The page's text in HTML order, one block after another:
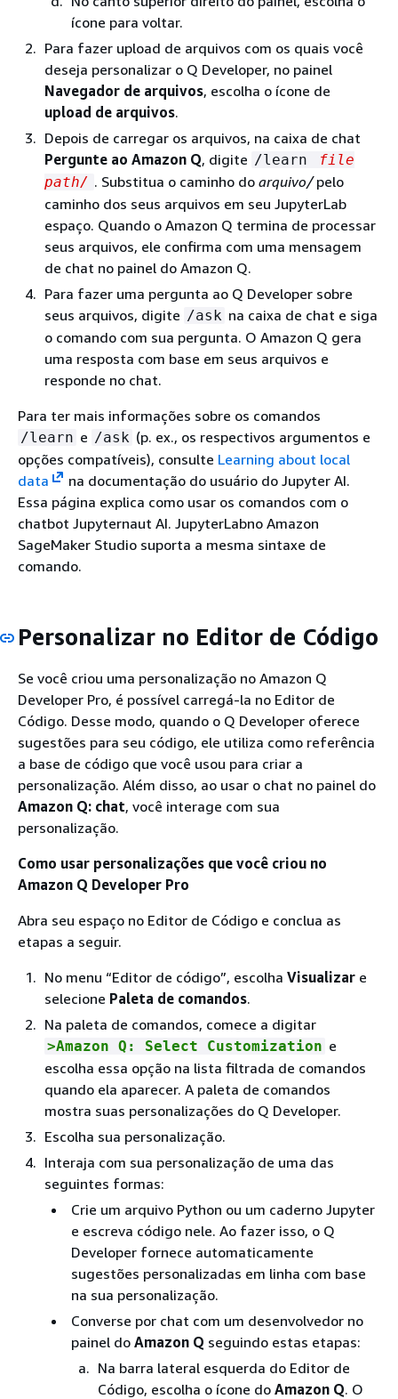
ícone para voltar.
Para fazer upload de arquivos com os quais você
deseja personalizar o Q Developer, no painel
Navegador de arquivos, escolha o ícone de
upload de arquivos.
Depois de carregar os arquivos, na caixa de chat
Pergunte ao Amazon Q, digite /learn
file
path/ . Substitua o caminho do arquivo/pelo
caminho dos seus arquivos em seu JupyterLab
espaço. Quando o Amazon Q termina de processar
seus arquivos, ele confirma com uma mensagem
de chat no painel do Amazon Q.
Para fazer uma pergunta ao Q Developer sobre
seus arquivos, digite /ask na caixa de chat e siga
o comando com sua pergunta. O Amazon Q gera
uma resposta com base em seus arquivos e
responde no chat.
Para ter mais informações sobre os comandos
/learn e /ask (p. ex., os respectivos argumentos e
opções compatíveis), consulte Learning about local
data
na documentação do usuário do Jupyter AI.
Essa página explica como usar os comandos com o
chatbot Jupyternaut AI. JupyterLabno Amazon
SageMaker Studio suporta a mesma sintaxe de
comando.
Personalizar no Editor de Código
Se você criou uma personalização no Amazon Q
Developer Pro, é possível carregá-la no Editor de
Código. Desse modo, quando o Q Developer oferece
sugestões para seu código, ele utiliza como referência
a base de código que você usou para criar a
personalização. Além disso, ao usar o chat no painel do
Amazon Q: chat, você interage com sua
personalização.
Como usar personalizações que você criou no
Amazon Q Developer Pro
Abra seu espaço no Editor de Código e conclua as
etapas a seguir.
No menu “Editor de código”, escolha Visualizar e
selecione Paleta de comandos.
Na paleta de comandos, comece a digitar
>Amazon Q: Select Customization e
escolha essa opção na lista filtrada de comandos
quando ela aparecer. A paleta de comandos
mostra suas personalizações do Q Developer.
Escolha sua personalização.
Interaja com sua personalização de uma das
seguintes formas:
Crie um arquivo Python ou um caderno Jupyter
e escreva código nele. Ao fazer isso, o Q
Developer fornece automaticamente
sugestões personalizadas em linha com base
na sua personalização.
Converse por chat com um desenvolvedor no
painel do Amazon Q seguindo estas etapas:
Na barra lateral esquerda do Editor de
Código, escolha o ícone do Amazon Q. O